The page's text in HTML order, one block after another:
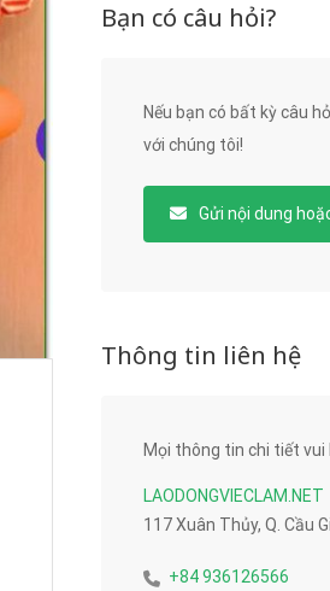
Bạn có câu hỏi?
Nếu bạn có bất kỳ câu
với chúng tôi!
Gửi nội dung
Thông tin liên hệ
Mọi thông tin chi tiết vui
LAODONGVIECLAM.NET
117 Xuân Thủy, Q. Cầu
+84 936126566